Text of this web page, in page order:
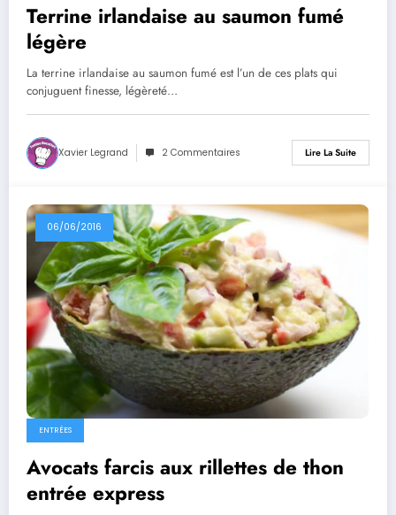
Terrine irlandaise au saumon fumé
légère
La terrine irlandaise au saumon fumé est l’un de ces plats qui
conjuguent finesse, légèreté…
Xavier Legrand 2 Commentaires Lire La Suite
06/06/2016
ENTRÉES
Avocats farcis aux rillettes de thon
entrée express